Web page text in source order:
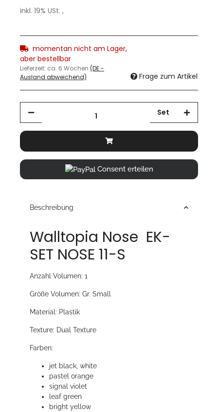
inkl. 19% USt. ,
momentan nicht am Lager,
aber bestellbar
Lieferzeit: ca. 6 Wochen (DE -
Ausland abweichend)
Frage zum Artikel
Set
Consent erteilen
Beschreibung
Walltopia Nose EK-
SET NOSE 11-S
Anzahl Volumen: 1
Größe Volumen: Gr. Small
Material: Plastik
Texture: Dual Texture
Farben:
jet black, white
pastel orange
signal violet
leaf green
bright yellow